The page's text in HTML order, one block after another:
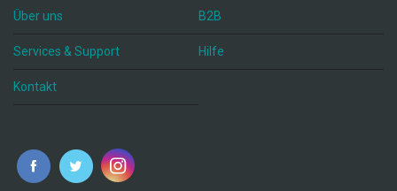
Über uns B2B
Services & Support Hilfe
Kontakt